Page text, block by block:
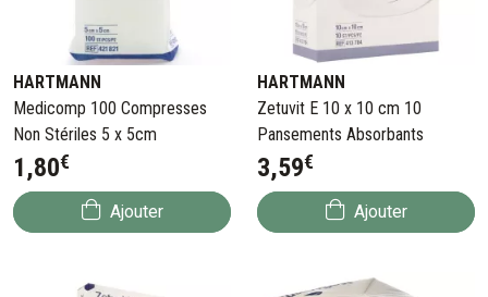
HARTMANN
Medicomp 100 Compresses
Non Stériles 5 x 5cm
1,80€
Ajouter
HARTMANN
Zetuvit E 10 x 10 cm 10
Pansements Absorbants
3,59€
Ajouter